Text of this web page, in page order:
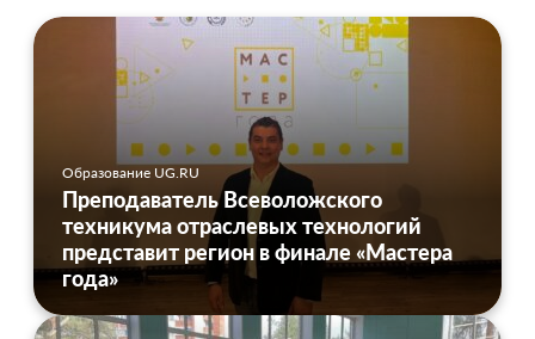
Образование UG.RU
Преподаватель Всеволожского
техникума отраслевых технологий
представит регион в финале «Мастера
года»